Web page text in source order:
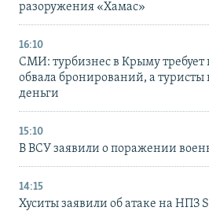
разоружения «Хамас»
16:10
СМИ: турбизнес в Крыму требует
обвала бронирований, а туристы
деньги
15:10
В ВСУ заявили о поражении
14:15
Хуситы заявили об атаке на НПЗ